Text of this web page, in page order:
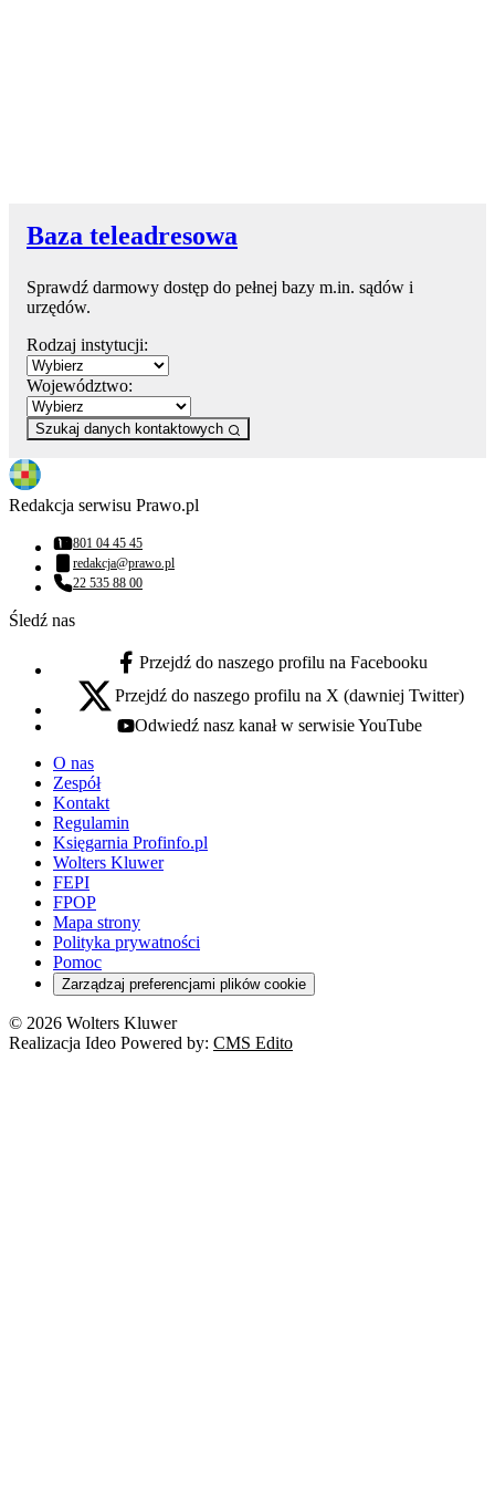
Baza teleadresowa
Sprawdź darmowy dostęp do pełnej bazy m.in. sądów i
urzędów.
Rodzaj instytucji:
Województwo:
Szukaj danych kontaktowych
Redakcja serwisu Prawo.pl
Numer telefonu:
801 04 45 45
Adres email:
redakcja@prawo.pl
Numer telefonu:
22 535 88 00
Śledź nas
facebook - otwiera się w nowej karcie
Przejdź do naszego profilu na Facebooku
x - otwiera się w nowej karcie
Przejdź do naszego profilu na X (dawniej Twitter)
youtube - otwiera się w nowej karcie
Odwiedź nasz kanał w serwisie YouTube
O nas
Zespół
Kontakt
Regulamin
Księgarnia Profinfo.pl
Wolters Kluwer
FEPI
FPOP
Mapa strony
Polityka prywatności
Pomoc
Zarządzaj preferencjami plików cookie
© 2026 Wolters Kluwer
Realizacja Ideo Powered by: CMS Edito